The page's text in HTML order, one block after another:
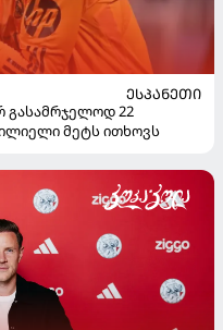
ᲔᲡᲞᲐᲜᲔᲗᲘ
გასამრჯელოდ 22
მეტს ითხოვს